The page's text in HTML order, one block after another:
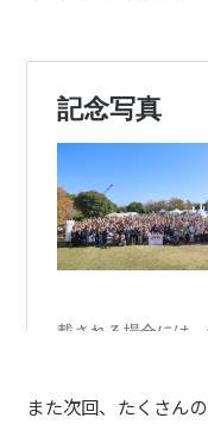
また次回、たくさんの